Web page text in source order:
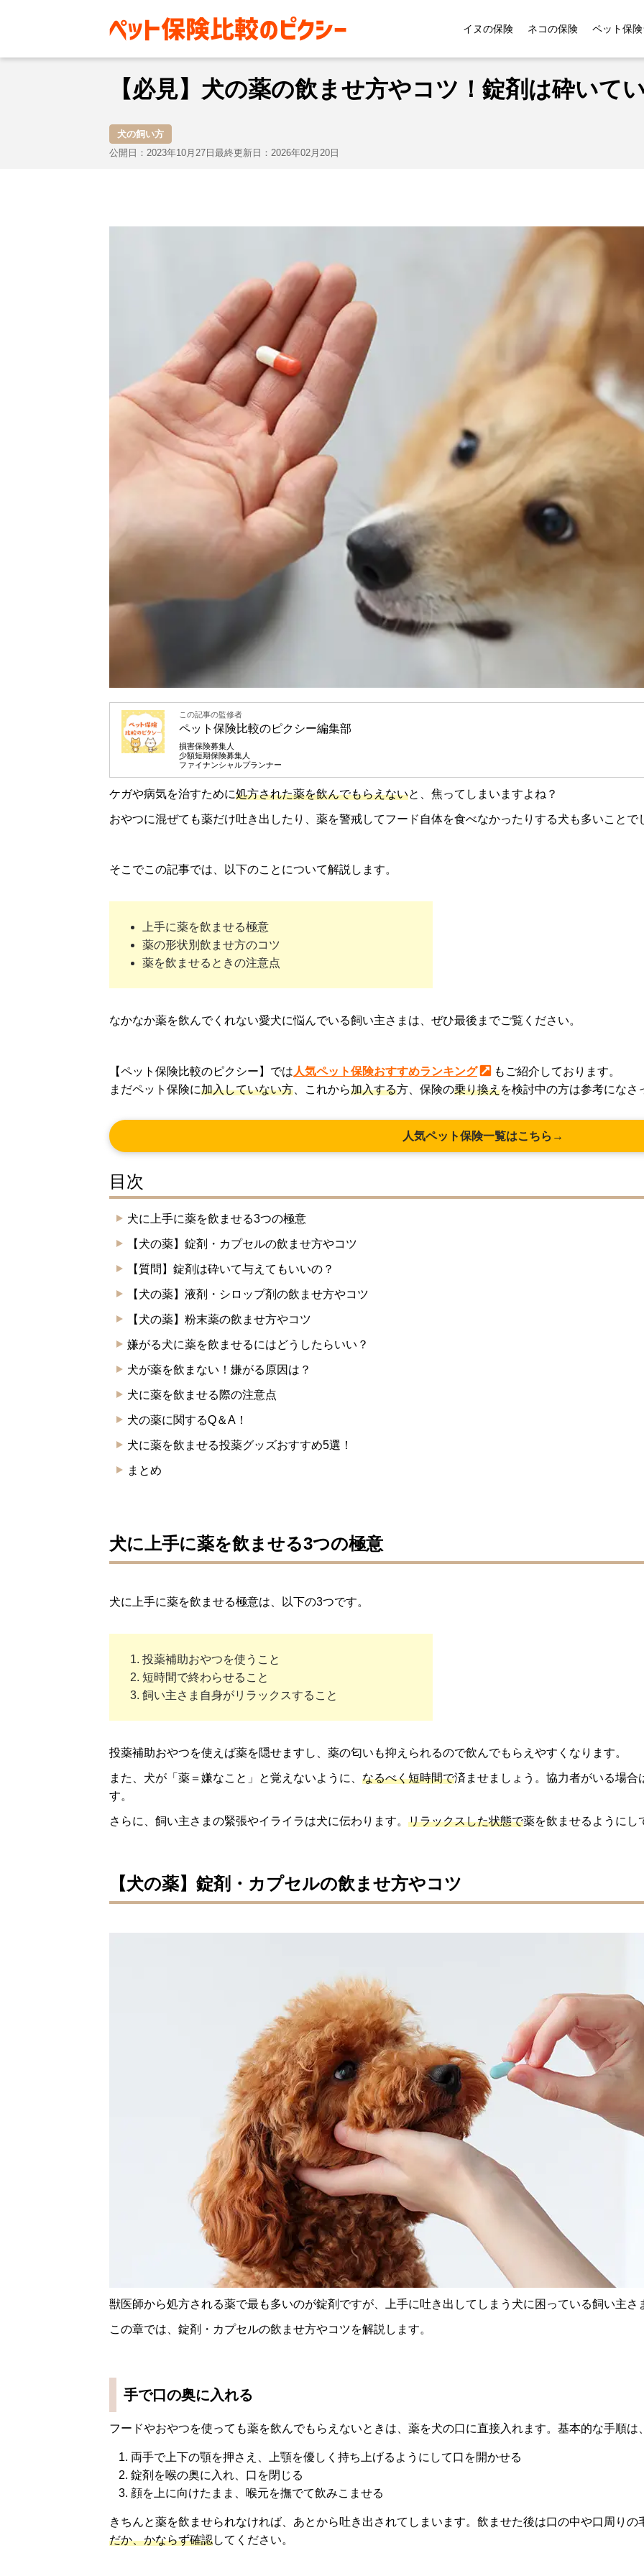
イヌの保険 ネコの保険 ペット保
お役立ち情報 犬 犬の飼い方 【必見】犬の薬の飲ませ方やコツ！錠剤は砕いていいの？
【必見】犬の薬の飲ませ方やコツ！錠剤は砕いて
犬の飼い方
公開日：2023年10月27日 最終更新日：2026年02月20日
この記事の監修者
ペット保険比較のピクシー編集部
損害保険募集人
少額短期保険募集人
ファイナンシャルプランナー
ケガや病気を治すために処方された薬を飲んでもらえないと、焦ってしまいますよね？
おやつに混ぜても薬だけ吐き出したり、薬を警戒してフード自体を食べなかったりする犬も多いことで
そこでこの記事では、以下のことについて解説します。
上手に薬を飲ませる極意
薬の形状別飲ませ方のコツ
薬を飲ませるときの注意点
なかなか薬を飲んでくれない愛犬に悩んでいる飼い主さまは、ぜひ最後までご覧ください。
【ペット保険比較のピクシー】では 人気ペット保険おすすめランキング
もご紹介しております。
まだペット保険に加入していない方 、これから加入する方、保険の乗り換えを検討中の方は参考になさ
人気ペット保険一覧はこちら→
目次
犬に上手に薬を飲ませる3つの極意
【犬の薬】錠剤・カプセルの飲ませ方やコツ
【質問】錠剤は砕いて与えてもいいの？
【犬の薬】液剤・シロップ剤の飲ませ方やコツ
【犬の薬】粉末薬の飲ませ方やコツ
嫌がる犬に薬を飲ませるにはどうしたらいい？
犬が薬を飲まない！嫌がる原因は？
犬に薬を飲ませる際の注意点
犬の薬に関するQ＆A！
犬に薬を飲ませる投薬グッズおすすめ5選！
まとめ
犬に上手に薬を飲ませる3つの極意
犬に上手に薬を飲ませる極意は、以下の3つです。
投薬補助おやつを使うこと
短時間で終わらせること
飼い主さま自身がリラックスすること
投薬補助おやつを使えば薬を隠せますし、薬の匂いも抑えられるので飲んでもらえやすくなります。
また、犬が「薬＝嫌なこと」と覚えないように、 なるべく短時間で済ませましょう。協力者がいる場
す。
さらに、飼い主さまの緊張やイライラは犬に伝わります。 リラックスした状態で薬を飲ませるようにし
【犬の薬】錠剤・カプセルの飲ませ方やコツ
獣医師から処方される薬で最も多いのが錠剤ですが、上手に吐き出してしまう犬に困っている飼い主さ
この章では、錠剤・カプセルの飲ませ方やコツを解説します。
手で口の奥に入れる
フードやおやつを使っても薬を飲んでもらえないときは、薬を犬の口に直接入れます。基本的な手順は
両手で上下の顎を押さえ、上顎を優しく持ち上げるようにして口を開かせる
錠剤を喉の奥に入れ、口を閉じる
顔を上に向けたまま、喉元を撫でて飲みこませる
きちんと薬を飲ませられなければ、あとから吐き出されてしまいます。飲ませた後は口の中や口周りの
だか、かならず確認してください。